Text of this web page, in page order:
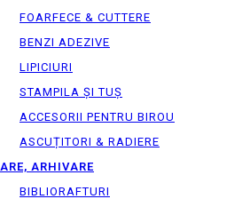
FOARFECE & CUTTERE
BENZI ADEZIVE
LIPICIURI
STAMPILA ȘI TUȘ
ACCESORII PENTRU BIROU
ASCUȚITORI & RADIERE
ARHIVARE
BIBLIORAFTURI